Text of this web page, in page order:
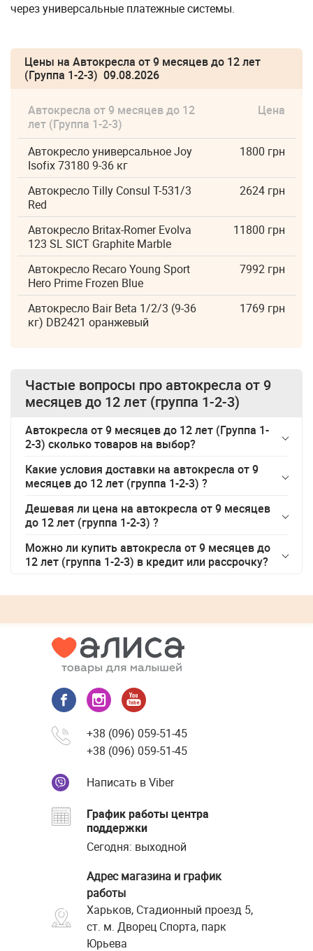
через универсальные платежные системы.
Цены на Автокресла от 9 месяцев до 12 лет
(Группа 1-2-3) 09.08.2026
Автокресла от 9 месяцев до 12
лет (Группа 1-2-3)
Цена
Автокресло универсальное Joy
Isofix 73180 9-36 кг
1800 грн
Автокресло Tilly Consul T-531/3
Red
2624 грн
Автокресло Britax-Romer Evolva
123 SL SICT Graphite Marble
11800 грн
Автокресло Recaro Young Sport
Hero Prime Frozen Blue
7992 грн
Автокресло Bair Beta 1/2/3 (9-36
кг) DB2421 оранжевый
1769 грн
Частые вопросы про автокресла от 9
месяцев до 12 лет (группа 1-2-3)
Автокресла от 9 месяцев до 12 лет (Группа 1-
2-3) сколько товаров на выбор?
Какие условия доставки на автокресла от 9
месяцев до 12 лет (группа 1-2-3) ?
Дешевая ли цена на автокресла от 9 месяцев
до 12 лет (группа 1-2-3) ?
Можно ли купитьавтокресла от 9 месяцев до
12 лет (группа 1-2-3) в кредит или рассрочку?
+38 (096) 059-51-45
+38 (096) 059-51-45
Написать в Viber
График работы центра
поддержки
Сегодня: выходной
Адрес магазина и график
работы
Харьков, Стадионный проезд 5,
ст. м. Дворец Спорта, парк
Юрьева